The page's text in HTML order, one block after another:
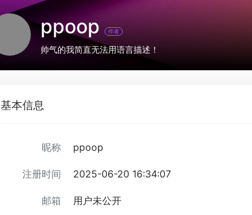
ppoop 作者
帅气的我简直无法用语言描述！
基本信息
昵称 ppoop
注册时间 2025-06-20 16:34:07
邮箱 用户未公开